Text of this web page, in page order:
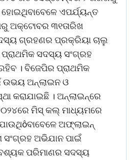
ଏପର୍ଯ୍ୟନ୍ତ
ଅକ୍ଟୋବର ୩୧ତାରିଖ
ଗ୍ରହଣର ପ୍ରକ୍ରିୟା ଚାଲୁ
ସଦସ୍ୟ ସଂଗ୍ରହ
। ବିଜେପିର ପ୍ରାଥମିକ
ଉଭୟ ଅନ୍‌ଲାଇନ ଓ
କରାଯାଇଛି । ଅନ୍‌ଲାଇନ୍‌ରେ
ମିସ୍ କଲ୍ ମାଧ୍ୟମରେ
ଅଫ୍‌ଲାଇନ୍
ସଂଗ୍ରହ ଅଭିଯାନ ପାଇଁ
ପରିମାଣର ସଦସ୍ୟ